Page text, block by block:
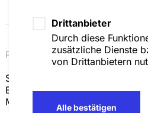
Drittanbieter
Durch diese
zusätzliche Dienste
von Drittanbietern
Alle bestätigen
Presse | 06.08.26
SZA Schilling, Zutt & Anschütz
Erwerb von zwei
Magna